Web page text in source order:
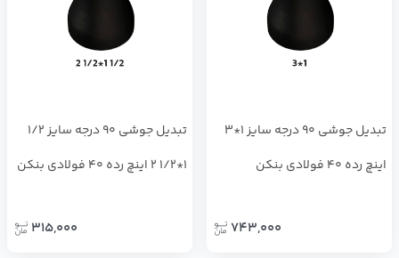
تبدیل جوشی 90 درجه سایز 1*3
اینچ رده 40 فولادی بنکن
743,000
تبدیل جوشی 90 درجه سایز 1/2
1*1/2 2 اینچ رده 40 فولادی بنکن
315,000